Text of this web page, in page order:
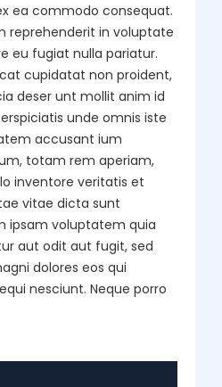
ea commodo consequat.
reprehenderit in voluptate
eu fugiat nulla pariatur.
cupidatat non proident,
deser unt mollit anim id
unde omnis iste
accusant ium
totam rem aperiam,
inventore veritatis et
vitae dicta sunt
ipsam voluptatem quia
aut odit aut fugit, sed
dolores eos qui
nesciunt. Neque porro